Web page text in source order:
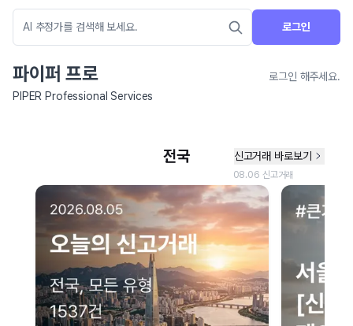
로그인
파이퍼 프로
로그인 해주세요.
PIPER Professional Services